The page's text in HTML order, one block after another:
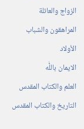
الزواج والعائلة
المراهقون والشباب
الأولاد
الايمان باللّٰه
العلم والكتاب المقدس
التاريخ والكتاب المقدس